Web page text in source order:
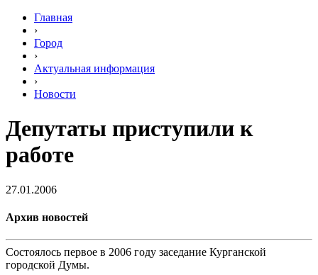
Главная
›
Город
›
Актуальная информация
›
Новости
Депутаты приступили к
работе
27.01.2006
Архив новостей
Состоялось первое в 2006 году заседание Курганской
городской Думы.